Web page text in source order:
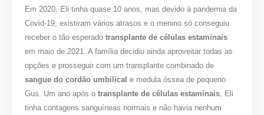
Em 2020, Eli tinha quase 10 anos, mas devido à pandemia da
Covid-19, existiram vários atrasos e o menino só conseguiu
receber o tão esperado transplante de células estaminais
em maio de 2021. A família decidiu ainda aproveitar todas as
opções e prosseguir com um transplante combinado de
sangue do cordão umbilical e medula óssea de pequeno
Gus. Um ano após otransplante de células estaminais , Eli
tinha contagens sanguíneas normais e não havia nenhum